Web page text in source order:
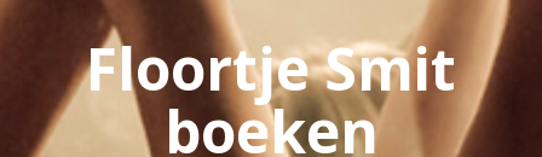
Floortje Smit
boeken